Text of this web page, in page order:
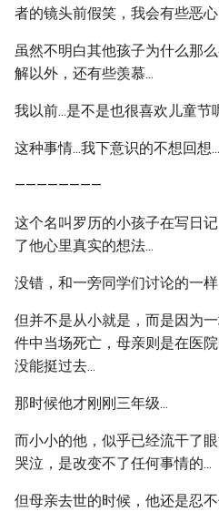
者的镜头前假笑，我会有些恶心
虽然不明白其他孩子为什么那
解以外，还有些羡慕...
我以前...是不是也很喜欢儿童节
这种事情...我下意识的不想回想...
————————
这个名叫罗历的小孩子在写日
了他心里真实的想法...
没错，和一旁同学们讨论的一
但并不是从小就是，而是因为
件中当场死亡，母亲则是在医
没能挺过去...
那时候他才刚刚三年级...
而小小的他，似乎已经流干了
哭泣，是改变不了任何事情的...
但母亲去世的时候，他还是忍不